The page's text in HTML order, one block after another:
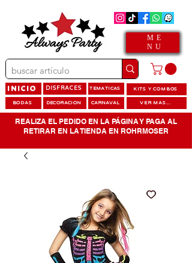
ME
NU
INICIO DISFRACES TEMATICAS KITS Y COMBOS
BODAS DECORACION CARNAVAL VER MAS...
REALIZA EL PEDIDO EN LA PÁGINA Y PAGA AL
RETIRAR EN LA TIENDA EN ROHRMOSER